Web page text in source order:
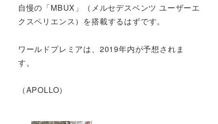
自慢の「MBUX」（メルセデスベンツ ユーザーエ
クスペリエンス）を搭載するはずです。
ワールドプレミアは、2019年内が予想されま
す。
（APOLLO）